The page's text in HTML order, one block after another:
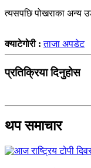
त्यसपछि पोखराका अन्य
क्याटेगोरी :ताजा अपडेट
प्रतिक्रिया दिनुहोस
थप समाचार